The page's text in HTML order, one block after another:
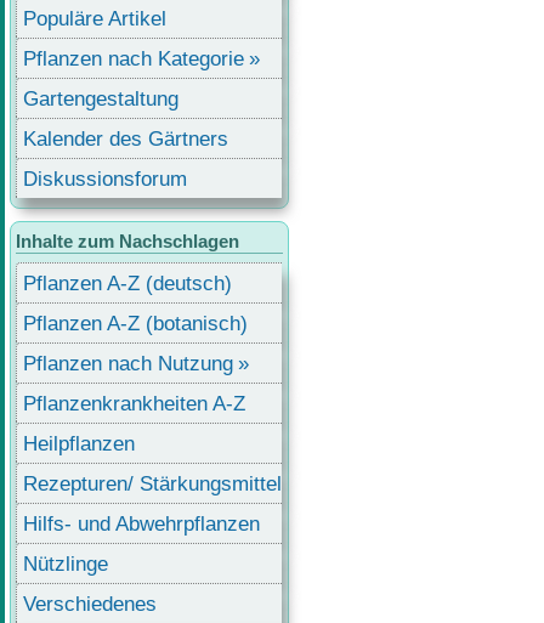
Populäre Artikel
Pflanzen nach Kategorie
Gartengestaltung
Kalender des Gärtners
Diskussionsforum
Inhalte zum Nachschlagen
Pflanzen A-Z (deutsch)
Pflanzen A-Z (botanisch)
Pflanzen nach Nutzung
Pflanzenkrankheiten A-Z
Heilpflanzen
Rezepturen/ Stärkungsmittel
Hilfs- und Abwehrpflanzen
Nützlinge
Verschiedenes